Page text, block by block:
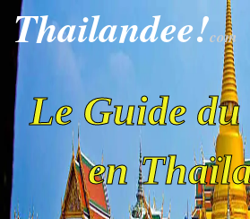
Thailandee!com
Le Guide du
en